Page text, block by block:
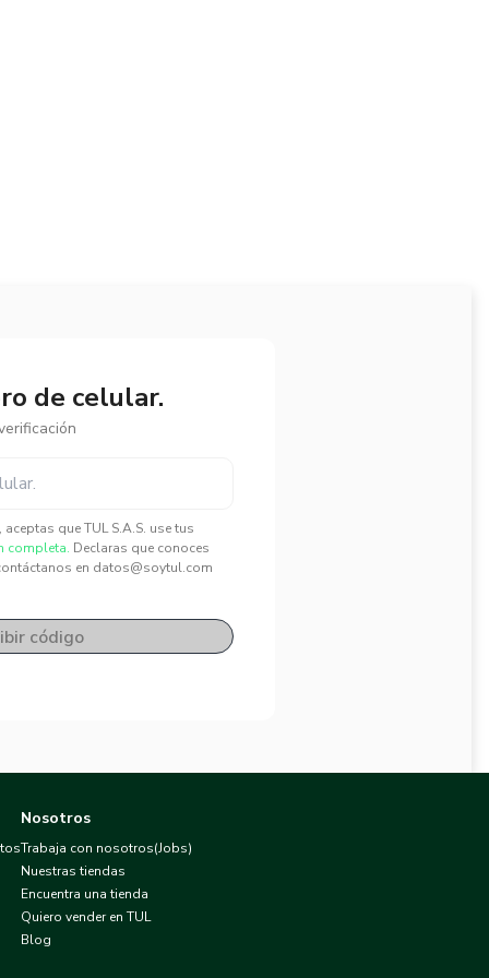
de celular.
que TUL S.A.S. use tus
completa. Declaras que conoces
en datos@soytul.com
código
Nosotros
Trabaja con nosotros(Jobs)
Nuestras tiendas
Encuentra una tienda
Quiero vender en TUL
Blog